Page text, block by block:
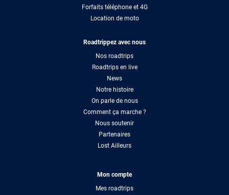
Forfaits téléphone et 4G
Location de moto
Roadtrippez avec nous
Nos roadtrips
Roadtrips en live
News
Notre histoire
On parle de nous
Comment ça marche ?
Nous soutenir
Partenaires
Lost Ailleurs
Mon compte
Mes roadtrips